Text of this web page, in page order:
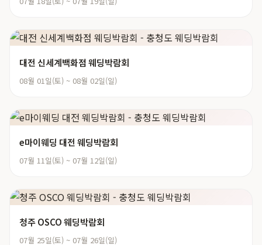
대전 신세계백화점 웨딩박람회
08월 01일(토) ~ 08월 02일(일)
e마이웨딩 대전 웨딩박람회
07월 11일(토) ~ 07월 12일(일)
청주 OSCO 웨딩박람회
07월 25일(토) ~ 07월 26일(일)